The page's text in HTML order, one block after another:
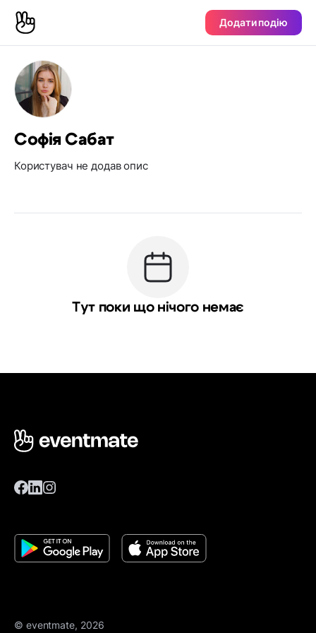
Додати подію
Софія Сабат
Користувач не додав опис
Тут поки що нічого немає
© eventmate, 2026